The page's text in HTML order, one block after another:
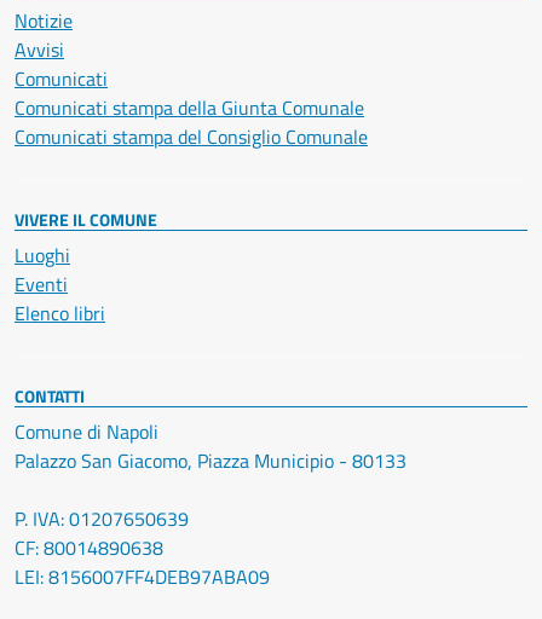
Notizie
Avvisi
Comunicati
Comunicati stampa della Giunta Comunale
Comunicati stampa del Consiglio Comunale
VIVERE IL COMUNE
Luoghi
Eventi
Elenco libri
CONTATTI
Comune di Napoli
Palazzo San Giacomo, Piazza Municipio - 80133
P. IVA: 01207650639
CF: 80014890638
LEI: 8156007FF4DEB97ABA09